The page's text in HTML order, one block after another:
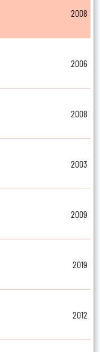
2008
2006
2008
2003
2009
2019
2012